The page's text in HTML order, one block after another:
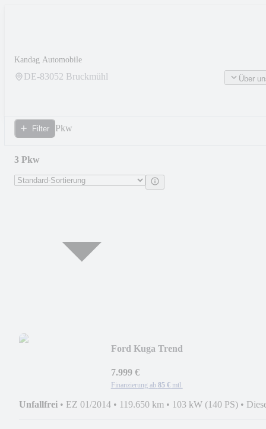
Kandag Automobile
DE-83052 Bruckmühl Über
Filter Pkw
3 Pkw
Ford Kuga Trend
7.999 €
Finanzierung ab 85 € mtl.
Unfallfrei • EZ 01/2014 • 119.650 km • 103 kW (140 PS) •